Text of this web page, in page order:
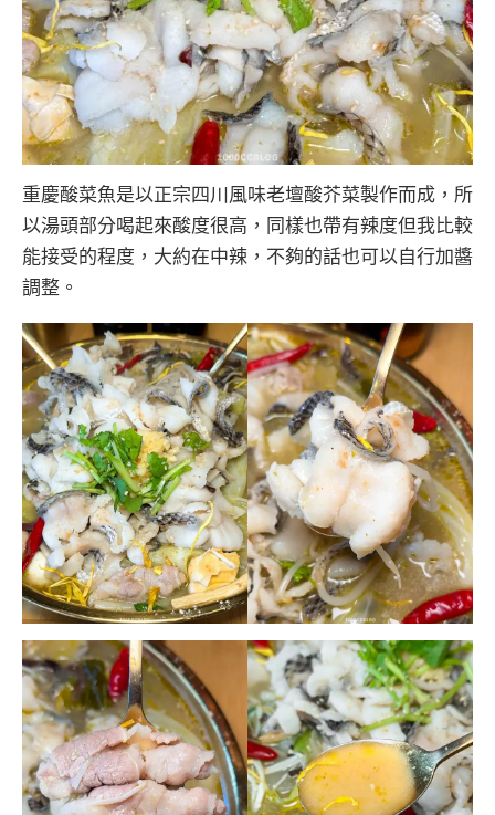
重慶酸菜魚是以正宗四川風味老壇酸芥菜製作而成，所
以湯頭部分喝起來酸度很高，同樣也帶有辣度但我比較
能接受的程度，大約在中辣，不夠的話也可以自行加醬
調整。